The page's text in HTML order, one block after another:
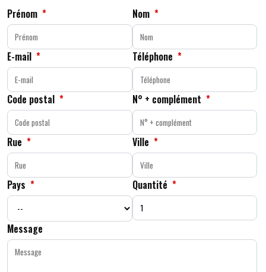
Prénom * Nom *
E-mail * Téléphone *
Code postal * N° + complément *
Rue * Ville *
Pays * Quantité *
Message